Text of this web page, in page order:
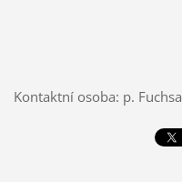
Kontaktní osoba: p. Fuchsa